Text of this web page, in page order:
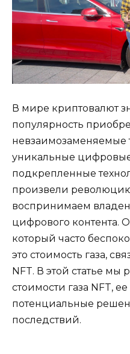
В мире криптовалют
популярность
невзаимозаменяемые
уникальные
подкрепленные
произвели
воспринимаем
цифрового контента.
который часто
это стоимость газа,
NFT. В этой статье
стоимости газа NFT,
потенциальные
последствий.